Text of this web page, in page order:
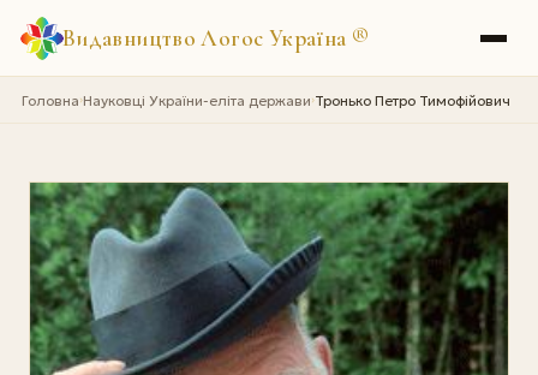
Видавництво Логос Україна ®
Головна›Науковці України-еліта держави›Тронько Петро Тимофійович